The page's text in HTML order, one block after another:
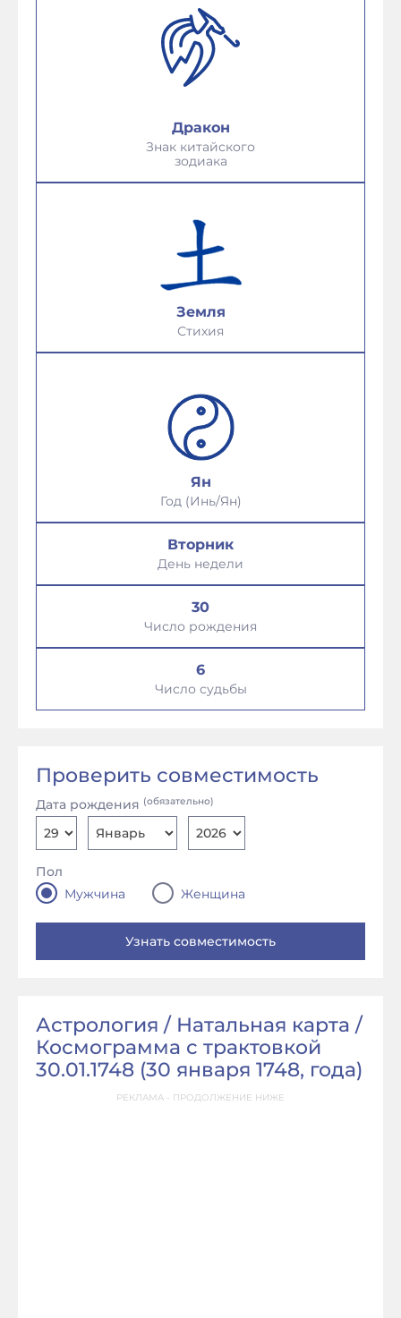
Дракон
Знак китайского
зодиака
Земля
Стихия
Ян
Год (Инь/Ян)
Вторник
День недели
30
Число рождения
6
Число судьбы
Проверить совместимость
Дата рождения (обязательно)
Пол
Мужчина
Женщина
Астрология / Натальная карта /
Космограмма с трактовкой
30.01.1748 (30 января 1748, года)
РЕКЛАМА - ПРОДОЛЖЕНИЕ НИЖЕ